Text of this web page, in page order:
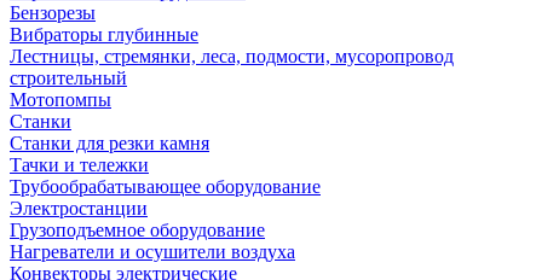
Бензорезы
Вибраторы глубинные
Лестницы, стремянки, леса, подмости, мусоропровод
строительный
Мотопомпы
Станки
Станки для резки камня
Тачки и тележки
Трубообрабатывающее оборудование
Электростанции
Грузоподъемное оборудование
Нагреватели и осушители воздуха
Конвекторы электрические